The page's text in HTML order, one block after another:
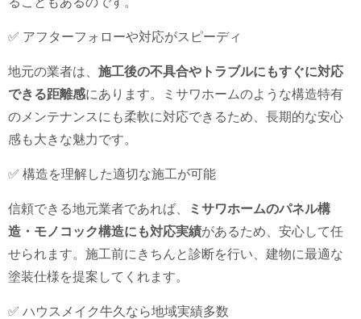
✅ アフターフォローや対応がスピーディ
地元の業者は、 施工後の不具合やトラブルにもすぐに対応
できる距離感にあります。ミサワホームのような構造特有
のメンテナンスにも柔軟に対応できるため、長期的な安心
感も大きな魅力です。
✅ 構造を理解した適切な施工が可能
信頼できる地元業者であれば、
ミサワホームのパネル構
造・モノコック構造にも対応実績があるため、安心して任
せられます。施工前にきちんと診断を行い、建物に最適な
塗装仕様を提案してくれます。
✅ ハウスメイク牛久なら地域実績多数